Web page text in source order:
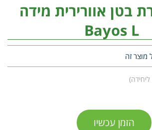
בטן אוורירית מידה
Bayos L
מוצר זה
הזמן עכשיו